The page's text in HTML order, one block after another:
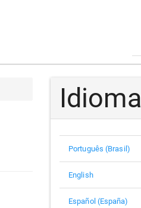
Idioma
Português (Brasil)
English
Español (España)